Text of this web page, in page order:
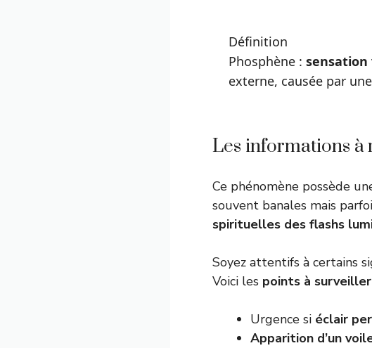
Définition
Phosphène : sensation
externe, causée par
Les informations à
Ce phénomène possède
souvent banales mais
spirituelles des flashs
Soyez attentifs à certains
Voici les points à surveiller
Urgence si éclair
Apparition d’un